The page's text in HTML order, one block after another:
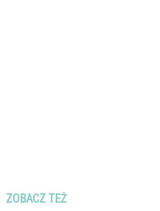
ZOBACZ TEŻ